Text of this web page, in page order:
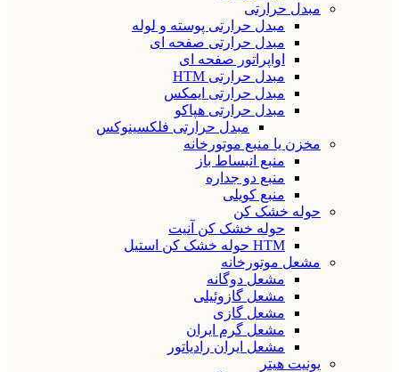
مبدل حرارتی
مبدل حرارتی پوسته و لوله
مبدل حرارتی صفحه ای
اواپراتور صفحه ای
مبدل حرارتی HTM
مبدل حرارتی ایمکس
مبدل حرارتی هپاکو
مبدل حرارتی فلکسینوکس
مخزن یا منبع موتورخانه
منبع انبساط باز
منبع دو جداره
منبع کویلی
حوله خشک کن
حوله خشک کن آنیت
HTM حوله خشک کن استیل
مشعل موتورخانه
مشعل دوگانه
مشعل گازوئیلی
مشعل گازی
مشعل گرم ایران
مشعل ایران رادیاتور
یونیت هیتر